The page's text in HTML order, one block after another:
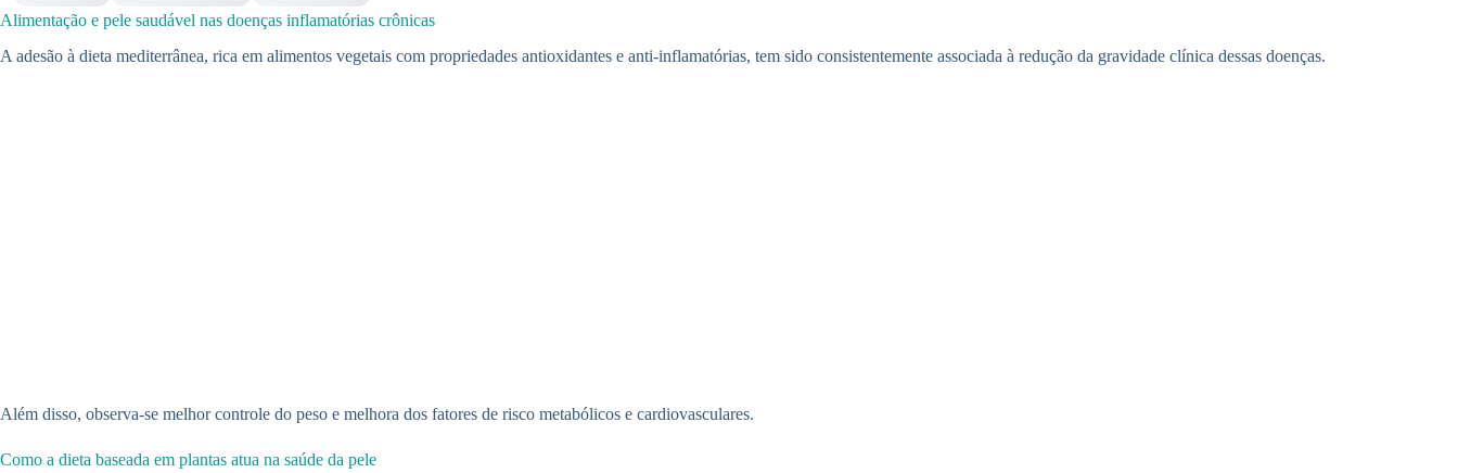
Alimentação e pele saudável nas doenças inflamatórias crônicas
A adesão à dieta mediterrânea, rica em alimentos vegetais com propriedades antioxidantes e anti-inflamatórias, tem sido consistentemente associada à redução da gravidade clínica dessas doenças.
Além disso, observa-se melhor controle do peso e melhora dos fatores de risco metabólicos e cardiovasculares.
Como a dieta baseada em plantas atua na saúde da pele